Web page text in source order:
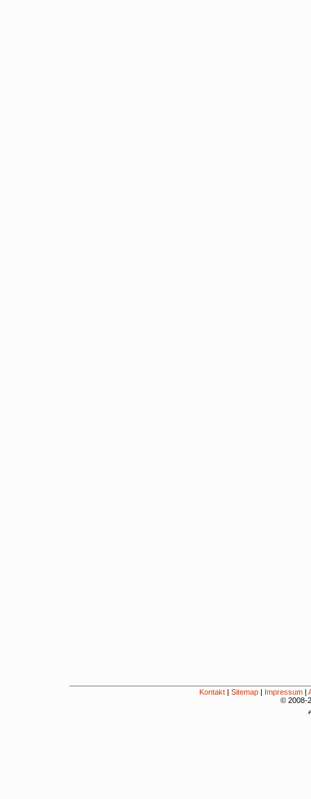
Kontakt | Sitemap | Impressum |
© 2008-